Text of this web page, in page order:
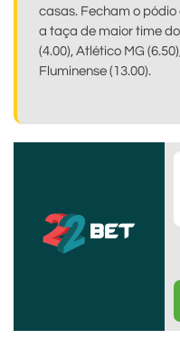
casas. Fecham o
a taça de maior time
(4.00), Atlético MG
Fluminense (13.00).